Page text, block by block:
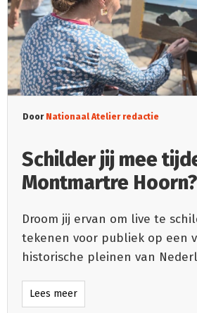
Door Nationaal Atelier redactie
Schilder jij mee
Montmartre Hoorn?
Droom jij ervan om live te
tekenen voor publiek op een
historische pleinen van
Lees meer